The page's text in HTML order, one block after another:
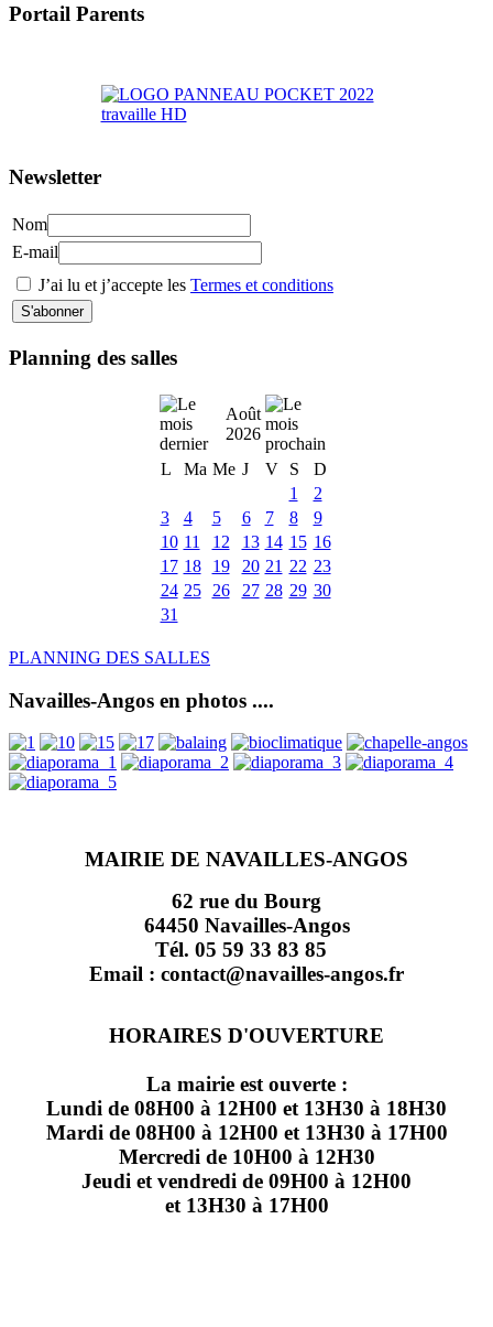
Portail Parents
Newsletter
Nom
E-mail
J’ai lu et j’accepte les Termes et conditions
Planning des salles
Août
2026
L
Ma Me J V S
D
1
2
3
4 5 6 7 8
9
10 11 12 13 14 15 16
17 18 19 20 21 22 23
24 25 26 27 28 29 30
31
PLANNING DES SALLES
Navailles-Angos en photos ....
MAIRIE DE NAVAILLES-ANGOS
62 rue du Bourg
64450 Navailles-Angos
Tél. 05 59 33 83 85
Email : contact@navailles-angos.fr
HORAIRES D'OUVERTURE
La mairie est ouverte :
Lundi de 08H00 à 12H00 et 13H30 à 18H30
Mardi de 08H00 à 12H00 et 13H30 à 17H00
Mercredi de 10H00 à 12H30
Jeudi et vendredi de 09H00 à 12H00
et 13H30 à 17H00